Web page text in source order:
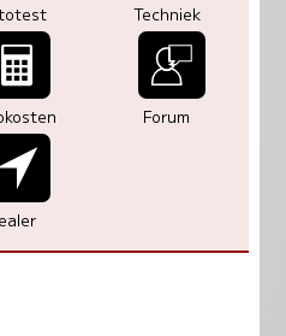
Techniek
Forum